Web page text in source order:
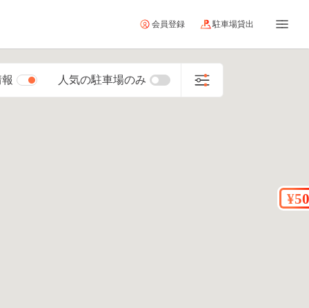
会員登録 駐車場貸出
人気の駐車場のみ